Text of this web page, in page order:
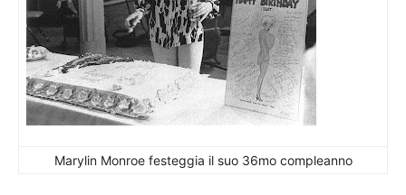
Marylin Monroe festeggia il suo 36mo compleanno